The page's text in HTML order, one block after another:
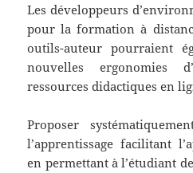
Les développeurs
pour la formation à
outils-auteur pourraient
nouvelles ergonomies
ressources didactiques en
Proposer
l’apprentissage facilitant
en permettant à l’étudiant de